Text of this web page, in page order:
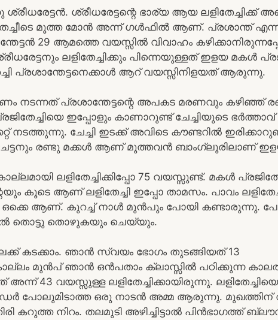
ശ്രീധരേട്ടന്റെ ഭാര്യ ആയ ലളിതേച്ചിക്ക്
മൂത്ത മോൻ അന്ന് ഗൾഫിൽ ആണ്. പ്രശാന്ത്
29 ആമത്തെ വയസ്സിൽ വിവാഹം
ലളിതേച്ചിക്കും പിന്നെയുള്ളത് ഇളയ മകൾ
പ്രശാന്തേട്ടനെക്കാൾ ആറ് വയസ്സിനിളയത് ആരുന്നു.
നടന്നത് പ്രശാന്തേട്ടന്റെ അപകട മരണവും കഴിഞ്ഞ്
ഇപ്പോളും കാണാറുണ്ട് ചേച്ചിയുടെ
നടത്തുന്നു. ചേച്ചി ഇടക്ക് അവിടെ കൗണ്ടറിൽ
ചേട്ടനും രണ്ടു മക്കൾ ആണ് മൂത്തവൻ ബാംഗ്ലൂരിലാണ്
കൊല്ലമായി ലളിതേച്ചിക്കിപ്പോ 75 വയസ്സുണ്ട്. മകൾ
കൂടെ ആണ് ലളിതേച്ചി ഇപ്പോ താമസം. പാവം
ആണ്. കുറച്ച് നാൾ മുൻപും പോയി കണ്ടാരുന്നു.
തൊട്ടു തൊഴുകയും ചെയ്യും.
കടക്കാം. ഞാൻ സ്വയം ഭോഗം തുടങ്ങിയത് 13
മുൻപ് ഞാൻ ഒൻപതാം ക്ലാസ്സിൽ പഠിക്കുന്ന
43 വയസ്സുള്ള ലളിതേച്ചിക്കായിരുന്നു. ലളിതേച്ചിയെ
പോലുമിടാത്ത ഒരു നാടൻ അമ്മ ആരുന്നു. മുഖത്തിന്
കറുത്ത നിറം. തലമുടി അഴിച്ചിട്ടാൽ പിൻഭാഗത്ത്